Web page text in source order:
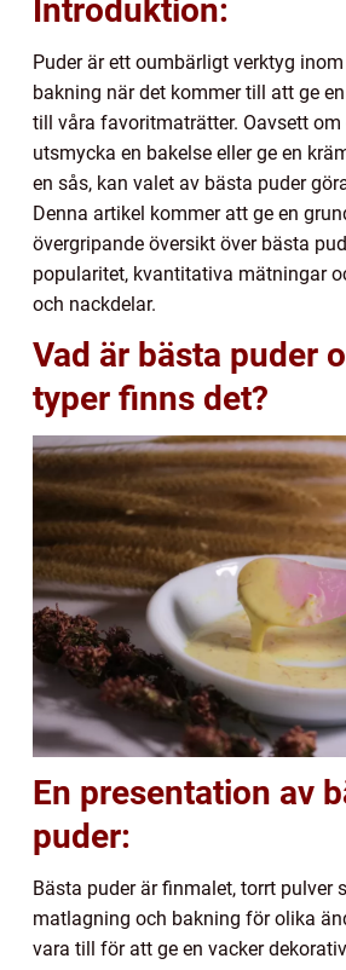
Introduktion:
Puder är ett oumbärligt verktyg
bakning när det kommer till att ge
till våra favoritmaträtter. Oavsett
utsmycka en bakelse eller ge en
en sås, kan valet av bästa puder
Denna artikel kommer att ge en
övergripande översikt över bästa
popularitet, kvantitativa mätningar
och nackdelar.
Vad är bästa puder
typer finns det?
En presentation av
puder:
Bästa puder är finmalet, torrt pulver
matlagning och bakning för olika
vara till för att ge en vacker